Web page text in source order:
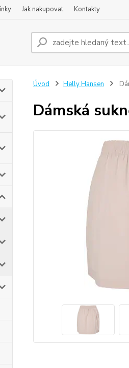
Jak nakupovat Kontakty
Úvod Helly Hansen
Dámská